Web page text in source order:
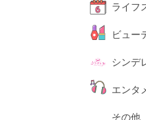
ライフ
ビュー
シンデ
エンタ
その他